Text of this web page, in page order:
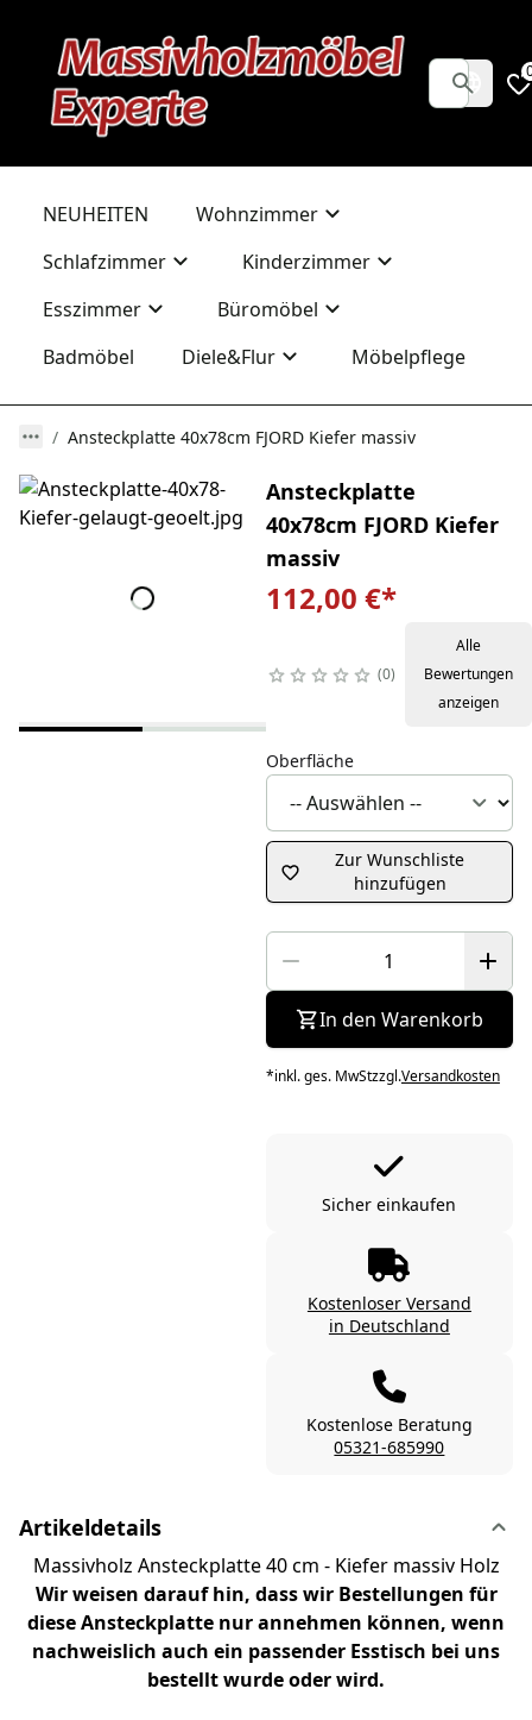
NEUHEITEN
Wohnzimmer
Schlafzimmer
Kinderzimmer
Esszimmer
Büromöbel
Badmöbel
Diele&Flur Möbelpflege
Ansteckplatte 40x78cm FJORD Kiefer massiv
Ansteckplatte
40x78cm FJORD Kiefer
massiv
112,00 €*
0
Alle
Bewertungen
anzeigen
Oberfläche
Zur Wunschliste
hinzufügen
In den Warenkorb
*inkl. ges. MwStzzgl.Versandkosten
Sicher einkaufen
Kostenloser Versand
in Deutschland
Kostenlose Beratung
05321-685990
Artikeldetails
Massivholz Ansteckplatte 40 cm - Kiefer massiv Holz
Wir weisen darauf hin, dass wir Bestellungen für
diese Ansteckplatte nur annehmen können, wenn
nachweislich auch ein passender Esstisch bei uns
bestellt wurde oder wird.